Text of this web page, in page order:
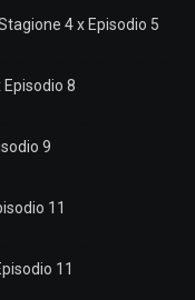
4 x Episodio 5
8
9
11
11